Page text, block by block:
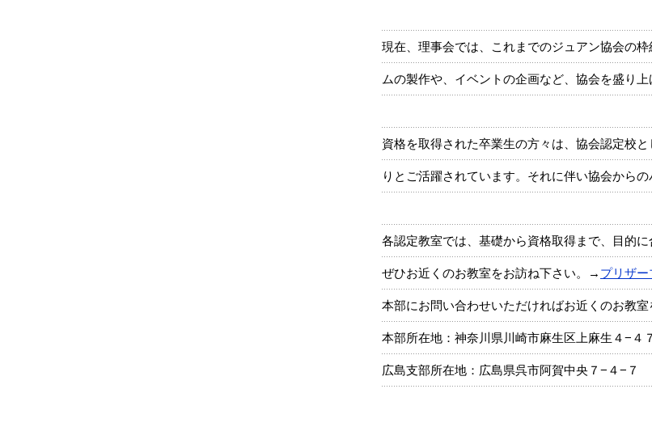
現在、理事会では、これまでのジュアン協会の
ムの製作や、イベントの企画など、協会を盛り
資格を取得された卒業生の方々は、協会認定校
りとご活躍されています。それに伴い協会から
各認定教室では、基礎から資格取得まで、目的
ぜひお近くのお教室をお訪ね下さい。→ プリザ
本部にお問い合わせいただければお近くのお教室
本部所在地：神奈川県川崎市麻生区上麻生４−４７
広島支部所在地：広島県呉市阿賀中央７−４−７